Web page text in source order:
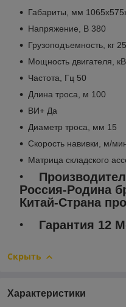
Габариты, мм
Напряжение, В 380
Грузоподъемность, кг
Мощность двигателя,
Частота, Гц 50
Длина троса, м 100
ВИ+ Да
Диаметр троса, мм 15
Скорость навивки, м/
Матрица складского
Россия-Родина
Китай-Страна
Гарантия 12
Скрыть
Характеристики